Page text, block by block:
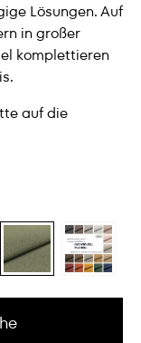
Lösungen. Auf
in großer
komplettieren
auf die